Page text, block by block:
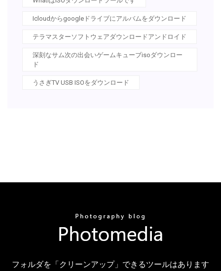
Icloudからgoogleドライブにアルバムをダウンロード
テラマスターソフトウェアダウンロードアンドロイド
深刻なサム次の出会いゲームキューブisoダウンロー
ド
うさぎTV USB ISOをダウンロード
フォルダを「クリーンアップ」できるツールはあります